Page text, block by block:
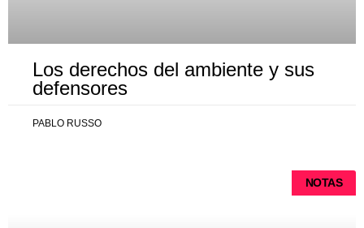
Los derechos del ambiente y sus
defensores
PABLO RUSSO
NOTAS